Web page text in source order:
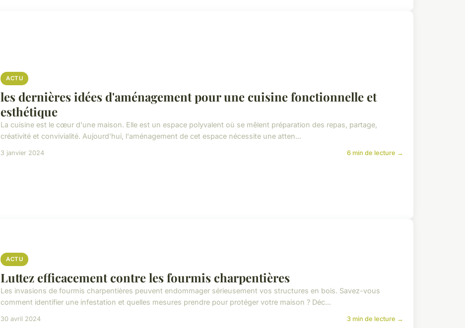
ACTU
les dernières idées d'aménagement pour une cuisine fonctionnelle et
esthétique
La cuisine est le cœur d'une maison. Elle est un espace polyvalent où se mêlent préparation des repas, partage,
créativité et convivialité. Aujourd'hui, l'aménagement de cet espace nécessite une atten...
3 janvier 2024 6 min de lecture →
ACTU
Luttez efficacement contre les fourmis charpentières
Les invasions de fourmis charpentières peuvent endommager sérieusement vos structures en bois. Savez-vous
comment identifier une infestation et quelles mesures prendre pour protéger votre maison ? Déc...
30 avril 2024 3 min de lecture →